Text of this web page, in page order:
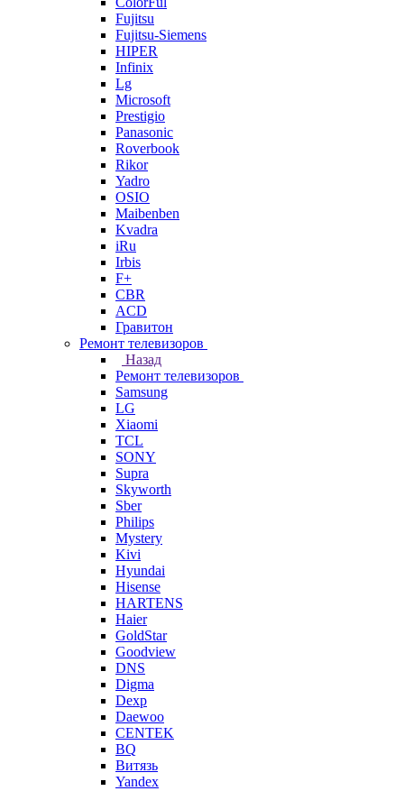
Fujitsu
Fujitsu-Siemens
HIPER
Infinix
Lg
Microsoft
Prestigio
Panasonic
Roverbook
Rikor
Yadro
OSIO
Maibenben
Kvadra
iRu
Irbis
F+
CBR
ACD
Гравитон
Ремонт телевизоров
Назад
Ремонт телевизоров
Samsung
LG
Xiaomi
TCL
SONY
Supra
Skyworth
Sber
Philips
Mystery
Kivi
Hyundai
Hisense
HARTENS
Haier
GoldStar
Goodview
DNS
Digma
Dexp
Daewoo
CENTEK
BQ
Витязь
Yandex